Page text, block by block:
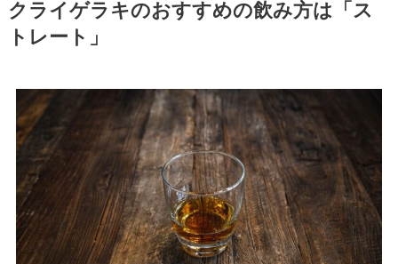
クライゲラキのおすすめの飲み方は「ス
トレート」